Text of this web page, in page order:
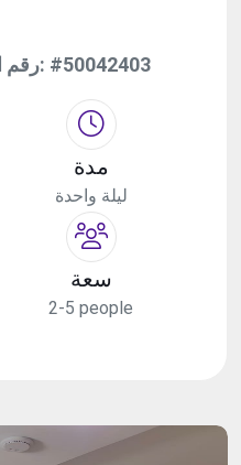
رقم الترخيص السياحي للوحدة: #50042403
مدة
ليلة واحدة
سعة
2-5 people